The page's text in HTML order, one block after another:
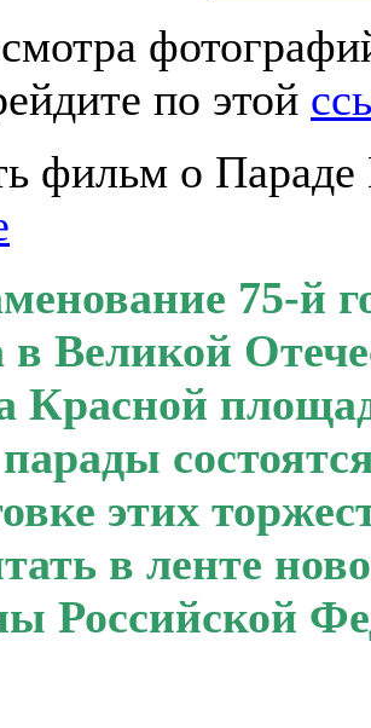
по этой
фильм о Параде
75-й
в Великой
Красной
этих
в ленте
Российской